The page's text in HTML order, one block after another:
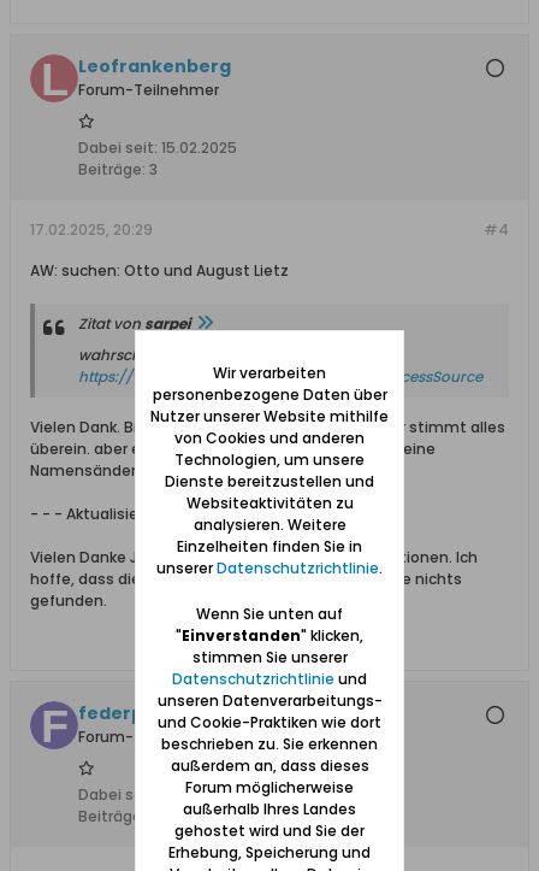
Leofrankenberg
Forum-Teilnehmer
Dabei seit: 15.02.2025
Beiträge: 3
#4
17.02.2025, 20:29
AW: suchen: Otto und August Lietz
Zitat von sarpei
wahrscheinlich siehe:
https://www.ancestry.de/search/colle...=successSource
Vielen Dank. Bis auf den Nachnamen seiner Mutter stimmt alles
überein. aber es könnte sich um einen Fehler oder eine
Namensänderung in Argentinien handeln.
- - - Aktualisiert - - -
Vielen Danke Joachim !! Es sind sehr gute Informationen. Ich
hoffe, dass die Geburtsurkunde erscheint. Ich habe nichts
gefunden.
federpluesch
Forum-Teilnehmer
Dabei seit:
17.02.2024
Beiträge:
Wir verarbeiten
personenbezogene Daten über
Nutzer unserer Website mithilfe
von Cookies und anderen
Technologien, um unsere
Dienste bereitzustellen und
Websiteaktivitäten zu
analysieren. Weitere
Einzelheiten finden Sie in
unsererDatenschutzrichtlinie.
Wenn Sie unten auf
"Einverstanden" klicken,
stimmen Sie unserer
Datenschutzrichtlinie und
unseren Datenverarbeitungs-
und Cookie-Praktiken wie dort
beschrieben zu. Sie erkennen
außerdem an, dass dieses
Forum möglicherweise
außerhalb Ihres Landes
gehostet wird und Sie der
Erhebung, Speicherung und